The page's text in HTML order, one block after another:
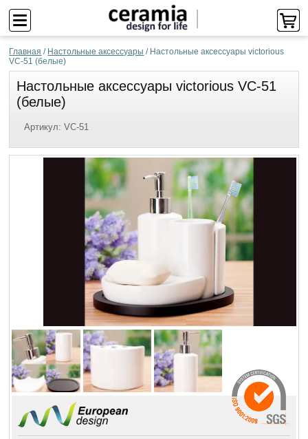
Главная / Настольные аксессуары / Настольные аксессуары victorious
VC-51 (белые)
Настольные аксессуары victorious VC-51
(белые)
Артикул:VC-51